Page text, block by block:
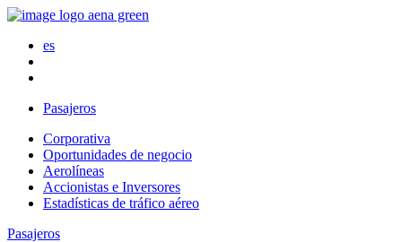
es
Pasajeros
Corporativa
Oportunidades de negocio
Aerolíneas
Accionistas e Inversores
Estadísticas de tráfico aéreo
Pasajeros